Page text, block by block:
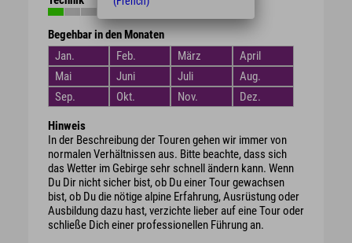
Begehbar in den Monaten
Jan.
Feb. März
April
Mai
Juni Juli
Aug.
Sep.
Okt. Nov. Dez.
Hinweis
In der Beschreibung der Touren gehen wir immer von
normalen Verhältnissen aus. Bitte beachte, dass sich
das Wetter im Gebirge sehr schnell ändern kann. Wenn
Du Dir nicht sicher bist, ob Du einer Tour gewachsen
bist, ob Du die nötige alpine Erfahrung, Ausrüstung oder
Ausbildung dazu hast, verzichte lieber auf eine Tour oder
schließe Dich einer professionellen Führung an.